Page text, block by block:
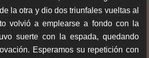
la otra y dio dos triunfales vueltas al
volvió a emplearse a fondo con la
suerte con la espada, quedando
Esperamos su repetición con